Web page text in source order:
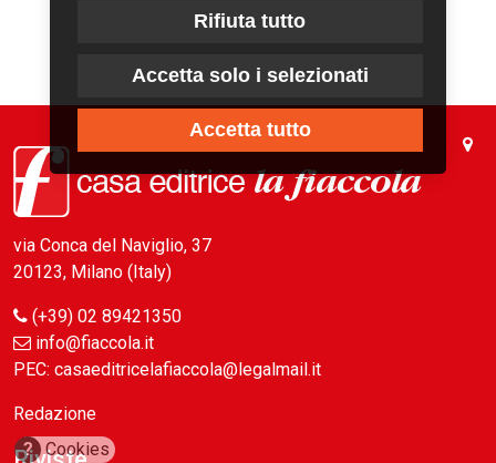
via Conca del Naviglio, 37
20123, Milano (Italy)
(+39) 02 89421350
info@fiaccola.it
PEC: casaeditricelafiaccola@legalmail.it
Redazione
? Cookies
Rifiuta tutto
Accetta solo i selezionati
Accetta tutto